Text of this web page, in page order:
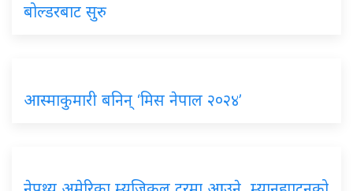
बोल्डरबाट सुरु
आस्माकुमारी बनिन् ‘मिस नेपाल २०२४’